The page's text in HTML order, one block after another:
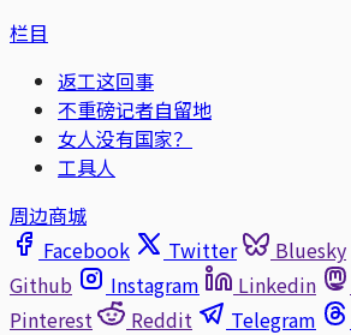
栏目
返工这回事
不重磅记者自留地
女人没有国家？
工具人
周边商城
Facebook
Twitter Bluesky
Github
Instagram Linkedin
Pinterest
Reddit Telegram